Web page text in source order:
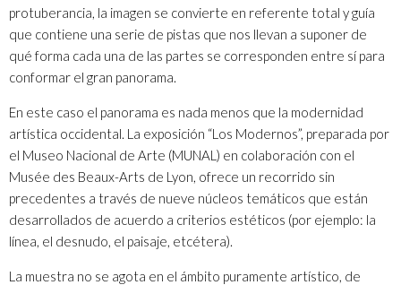
protuberancia, la imagen se convierte en referente total y guía
que contiene una serie de pistas que nos llevan a suponer de
qué forma cada una de las partes se corresponden entre sí para
conformar el gran panorama.
En este caso el panorama es nada menos que la modernidad
artística occidental. La exposición “Los Modernos”, preparada por
el Museo Nacional de Arte (MUNAL) en colaboración con el
Musée des Beaux-Arts de Lyon, ofrece un recorrido sin
precedentes a través de nueve núcleos temáticos que están
desarrollados de acuerdo a criterios estéticos (por ejemplo: la
línea, el desnudo, el paisaje, etcétera).
La muestra no se agota en el ámbito puramente artístico, de